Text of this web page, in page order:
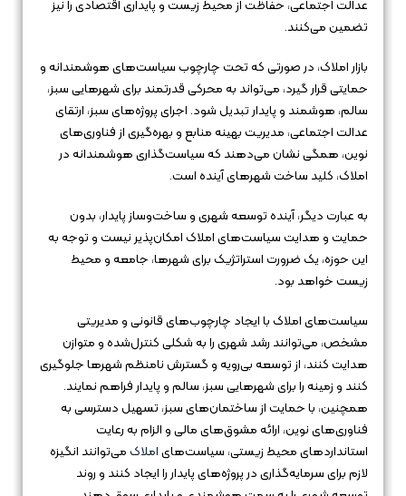
عدالت اجتماعی، حفاظت از محیط زیست و پایداری اقتصادی را نیز
تضمین می‌کنند.
بازار املاک، در صورتی که تحت چارچوب سیاست‌های هوشمندانه و
حمایتی قرار گیرد، می‌تواند به محرکی قدرتمند برای شهرهایی سبز،
سالم، هوشمند و پایدار تبدیل شود. اجرای پروژه‌های سبز، ارتقای
عدالت اجتماعی، مدیریت بهینه منابع و بهره‌گیری از فناوری‌های
نوین، همگی نشان می‌دهند که سیاست‌گذاری هوشمندانه در
املاک، کلید ساخت شهرهای آینده است.
به عبارت دیگر، آینده توسعه شهری و ساخت‌وساز پایدار، بدون
حمایت و هدایت سیاست‌های املاک امکان‌پذیر نیست و توجه به
این حوزه، یک ضرورت استراتژیک برای شهرها، جامعه و محیط
زیست خواهد بود.
سیاست‌های املاک با ایجاد چارچوب‌های قانونی و مدیریتی
مشخص، می‌توانند رشد شهری را به شکلی کنترل‌شده و متوازن
هدایت کنند، از توسعه بی‌رویه و گسترش نامنظم شهرها جلوگیری
کنند و زمینه را برای شهرهایی سبز، سالم و پایدار فراهم نمایند.
همچنین، با حمایت از ساختمان‌های سبز، تسهیل دسترسی به
فناوری‌های نوین، ارائه مشوق‌های مالی و الزام به رعایت
استانداردهای محیط زیستی، سیاست‌هایاملاکمی‌توانند انگیزه
لازم برای سرمایه‌گذاری در پروژه‌های پایدار را ایجاد کنند و روند